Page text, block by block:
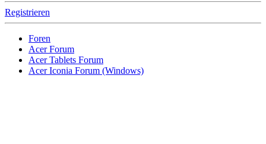
Registrieren
Foren
Acer Forum
Acer Tablets Forum
Acer Iconia Forum (Windows)